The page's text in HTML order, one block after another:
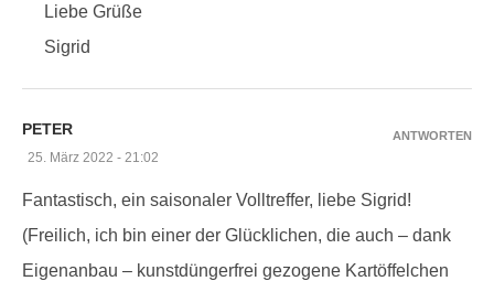
Liebe Grüße
Sigrid
PETER
25. März 2022 - 21:02
Fantastisch, ein saisonaler Volltreffer, liebe Sigrid!
(Freilich, ich bin einer der Glücklichen, die auch – dank
Eigenanbau – kunstdüngerfrei gezogene Kartöffelchen
ANTWORTEN